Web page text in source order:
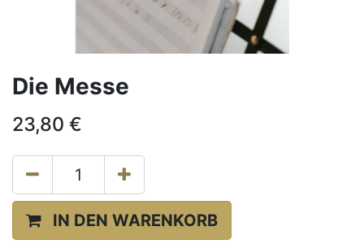
Die Messe
23,80 €
IN DEN WARENKORB